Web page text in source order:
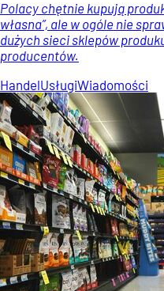
Polacy chętnie kupują
własna”, ale w ogóle nie
dużych sieci sklepów
producentów.
HandelUsługiWiadomości